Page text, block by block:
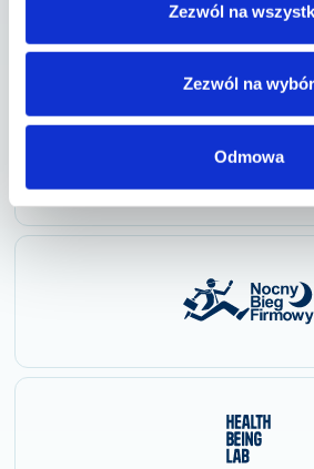
Zezwól na
Zezwól na wybór
Odmowa